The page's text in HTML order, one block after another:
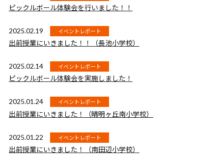
ピックルボール体験会を行いました！！
2025.02.19 イベントレポート
出前授業にいきました！！（長池小学校）
2025.02.14 イベントレポート
ピックルボール体験会を実施しました！
2025.01.24 イベントレポート
出前授業にいきました！（晴明ヶ丘南小学校）
2025.01.22 イベントレポート
出前授業にいきました！（南田辺小学校）